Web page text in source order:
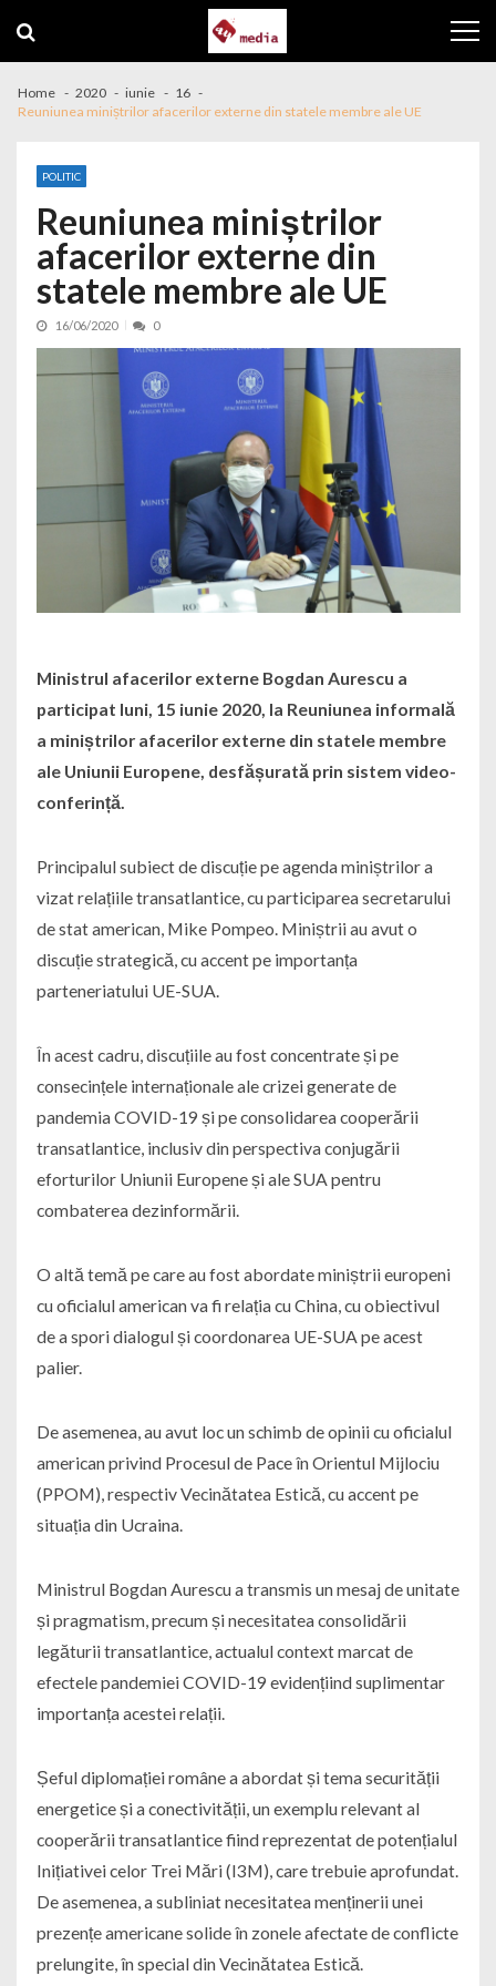
Home 2020 iunie
16
Reuniunea miniștrilor afacerilor externe din statele membre ale UE
POLITIC
Reuniunea miniștrilor
afacerilor externe din
statele membre ale UE
16/06/2020 0
Ministrul afacerilor externe Bogdan Aurescu a
participat luni, 15 iunie 2020, la Reuniunea informală
a miniștrilor afacerilor externe din statele membre
ale Uniunii Europene, desfășurată prin sistem video-
conferință.
Principalul subiect de discuție pe agenda miniștrilor a
vizat relațiile transatlantice, cu participarea secretarului
de stat american, Mike Pompeo. Miniștrii au avut o
discuție strategică, cu accent pe importanța
parteneriatului UE-SUA.
În acest cadru, discuțiile au fost concentrate și pe
consecințele internaționale ale crizei generate de
pandemia COVID-19 și pe consolidarea cooperării
transatlantice, inclusiv din perspectiva conjugării
eforturilor Uniunii Europene și ale SUA pentru
combaterea dezinformării.
O altă temă pe care au fost abordate miniștrii europeni
cu oficialul american va fi relația cu China, cu obiectivul
de a spori dialogul și coordonarea UE-SUA pe acest
palier.
De asemenea, au avut loc un schimb de opinii cu oficialul
american privind Procesul de Pace în Orientul Mijlociu
(PPOM), respectiv Vecinătatea Estică, cu accent pe
situația din Ucraina.
Ministrul Bogdan Aurescu a transmis un mesaj de unitate
și pragmatism, precum și necesitatea consolidării
legăturii transatlantice, actualul context marcat de
efectele pandemiei COVID-19 evidențiind suplimentar
importanța acestei relații.
Șeful diplomației române a abordat și tema securității
energetice și a conectivității, un exemplu relevant al
cooperării transatlantice fiind reprezentat de potențialul
Inițiativei celor Trei Mări (I3M), care trebuie aprofundat.
De asemenea, a subliniat necesitatea menținerii unei
prezențe americane solide în zonele afectate de conflicte
prelungite, în special din Vecinătatea Estică.